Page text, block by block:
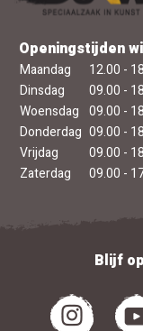
Openingstijden
Maandag
12.00 -
Dinsdag
09.00 -
Woensdag 09.00 -
Donderdag 09.00 -
Vrijdag
09.00 -
Zaterdag
09.00 -
Blijf